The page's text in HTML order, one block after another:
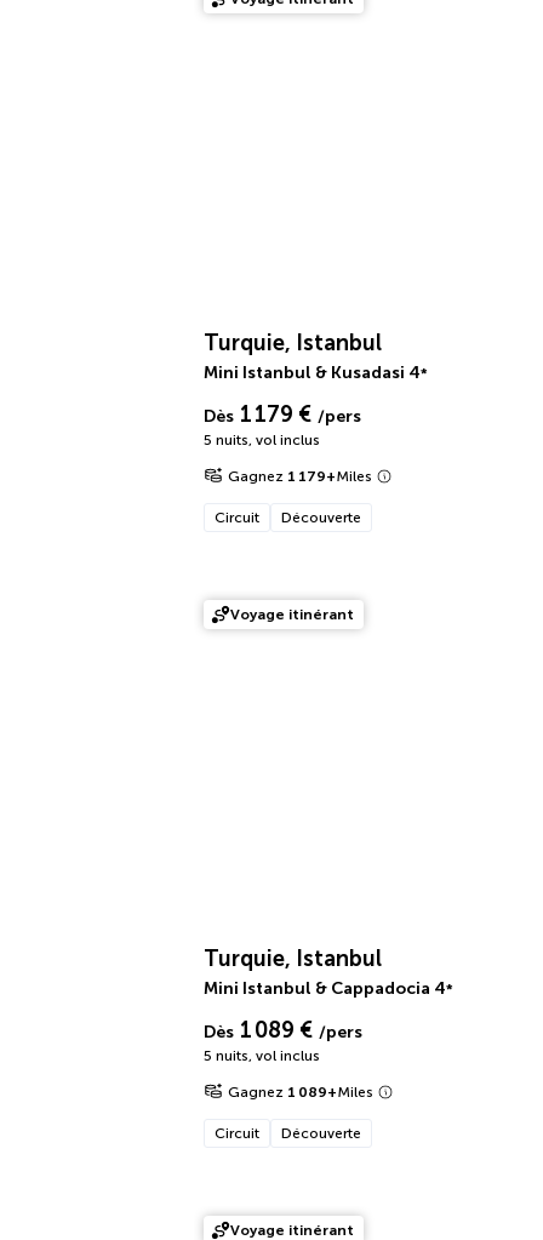
Turquie, Istanbul
Mini Istanbul & Kusadasi 4*
Dès 1 179 € /pers
5 nuits, vol inclus
Gagnez 1 179+Miles
Circuit Découverte
Voyage itinérant
Turquie, Istanbul
Mini Istanbul & Cappadocia 4*
Dès 1 089 € /pers
5 nuits, vol inclus
Gagnez 1 089+Miles
Circuit Découverte
Voyage itinérant